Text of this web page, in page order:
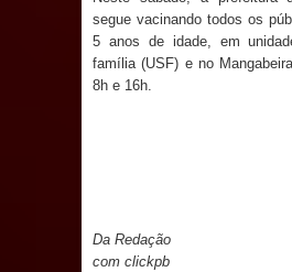
Convenção em
segue vacinando todos os
5 anos de idade, em
família (USF) e no
8h e 16h.
Da Redação
com clickpb